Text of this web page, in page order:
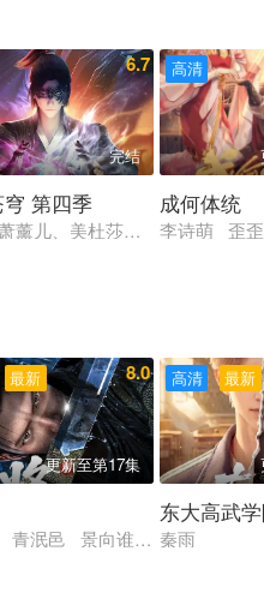
白雪岑
6.7
完结
第四季
薰儿、美杜莎、药老、云韵、
高清
成何体统
李诗萌 歪
最新 8.0
更新至第17集
青泯邑 景向谁依 魏超 贺文
最新
高清
东大高武
秦雨